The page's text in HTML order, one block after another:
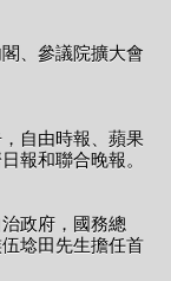
、參議院擴大會
自由時報、蘋果
報和聯合晚報。
政府，國務總
埝田先生擔任首